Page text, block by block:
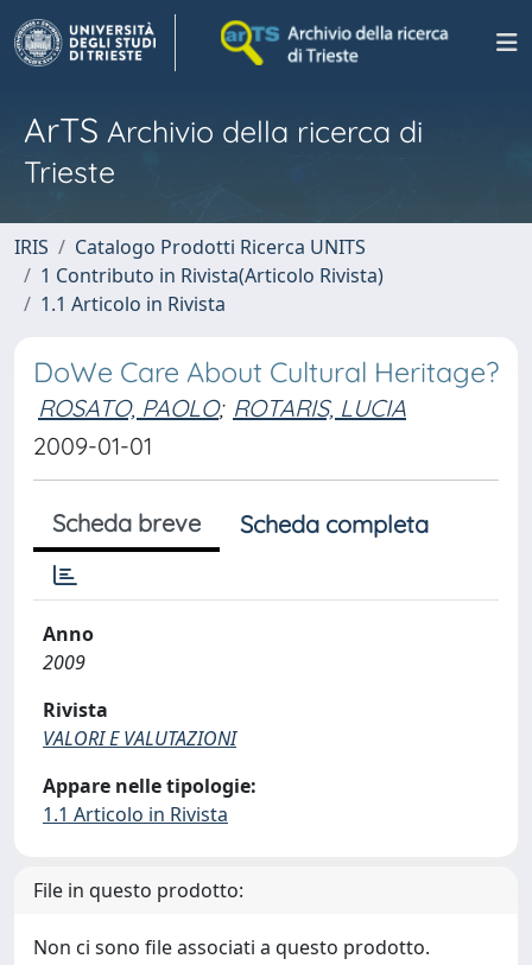
ArTS Archivio della ricerca di
Trieste
IRIS
Catalogo Prodotti Ricerca UNITS
1 Contributo in Rivista(Articolo Rivista)
1.1 Articolo in Rivista
DoWe Care About Cultural Heritage?
ROSATO, PAOLO; ROTARIS, LUCIA
2009-01-01
Scheda breve Scheda completa
Anno
2009
Rivista
VALORI E VALUTAZIONI
Appare nelle tipologie:
1.1 Articolo in Rivista
File in questo prodotto:
Non ci sono file associati a questo prodotto.